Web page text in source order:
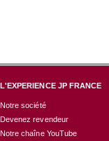
L'EXPERIENCE JP FRANCE
Notre société
Devenez revendeur
Notre chaîne YouTube